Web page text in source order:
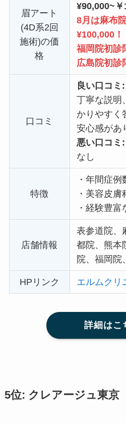
眉アート
(4D系2回
施術)の価
格
¥90,000~
8月は麻布
¥100,000！
福岡院初診
広島院初診
口コミ
良い口コミ:
丁寧な説明
かりやすく
安心感があ
悪い口コミ:
なし
特徴
・年間症例
・ 美容皮膚
・経験豊富
店舗情報
表参道院、
都院、熊本
院、福岡院
HPリンク エルムクリ
詳細はこ
5位: クレアージュ東京